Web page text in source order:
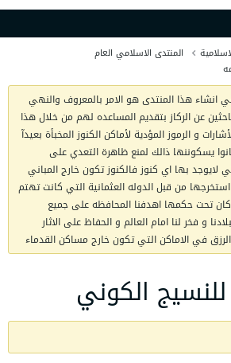
المنتدى الاسلامي العام
انشاء هذا المنتدى هو الامر بالمعروف والنهي
عن الركاز بتقديم المساعده لهم من خلال هذا
و الرموز المؤدية لأماكن الكنوز المخبأة بعيدآ
يسكوننها ذالك لمنع ظاهرة التعدي على
لايوجد بها اي كنوز فالكنوز تكون خارج المباني
من قبل الدوله العثمانية التي كانت تهتم
تحت حكمها اهدفنا المحافظه على جميع
و فخر لنا امام العالم و الحفاظ على الاثار
في الاماكن التي تكون خارج مساكن القدماء
الكوني